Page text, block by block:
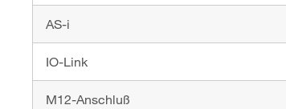
AS-i
IO-Link
M12-Anschluß